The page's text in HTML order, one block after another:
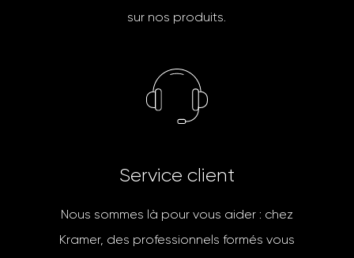
sur nos produits.
Service cl ient
Nous sommes là pour vous aider : chez
Kramer, des professionnels formés vous